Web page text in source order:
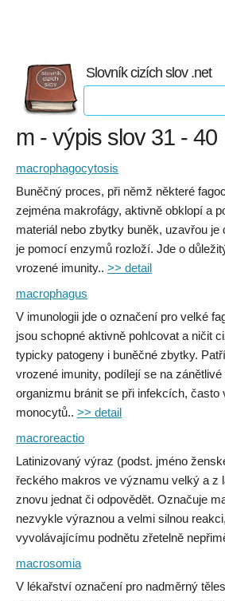
Slovník cizích slov .net
m - výpis slov 31 - 40
macrophagocytosis
Buněčný proces, při němž některé
zejména makrofágy, aktivně obklopí a
materiál nebo zbytky buněk, uzavřou je
je pomocí enzymů rozloží. Jde o
vrozené imunity.. >> detail
macrophagus
V imunologii jde o označení pro velké
jsou schopné aktivně pohlcovat a ničit
typicky patogeny i buněčné zbytky.
vrozené imunity, podílejí se na
organizmu bránit se při infekcích, často
monocytů.. >> detail
macroreactio
Latinizovaný výraz (podst. jméno
řeckého makros ve významu velký a z
znovu jednat či odpovědět. Označuje
nezvykle výraznou a velmi silnou
vyvolávajícímu podnětu zřetelně
macrosomia
V lékařství označení pro nadměrný